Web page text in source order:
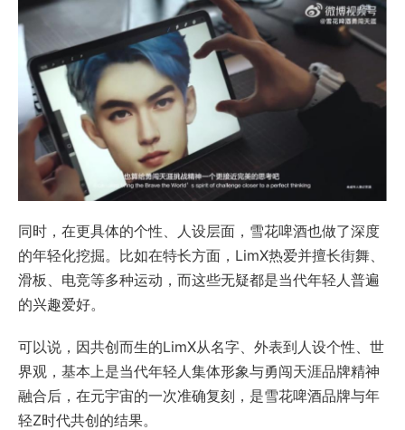
同时，在更具体的个性、人设层面，雪花啤酒也做了深度
的年轻化挖掘。比如在特长方面，LimX热爱并擅长街舞、
滑板、电竞等多种运动，而这些无疑都是当代年轻人普遍
的兴趣爱好。
可以说，因共创而生的LimX从名字、外表到人设个性、世
界观，基本上是当代年轻人集体形象与勇闯天涯品牌精神
融合后，在元宇宙的一次准确复刻，是雪花啤酒品牌与年
轻Z时代共创的结果。